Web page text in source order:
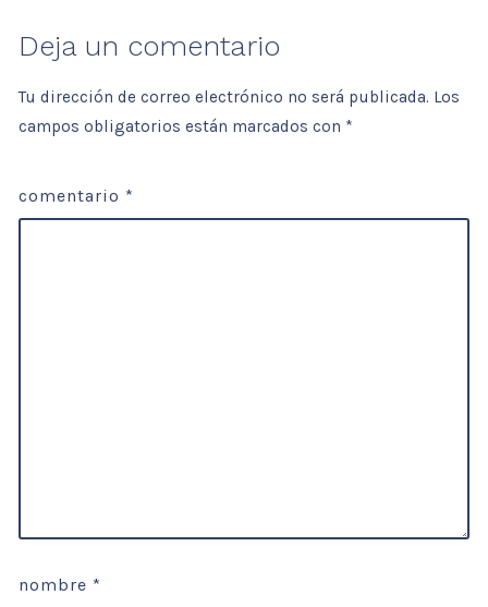
Deja un comentario
Tu dirección de correo electrónico no será publicada. Los
campos obligatorios están marcados con *
comentario *
nombre *